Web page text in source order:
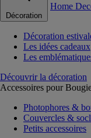
Décoration
Home
Décoration
Les idées cadeaux
Les
Découvrir la décoration
Accessoires pour
Photophores &
Couvercles &
Petits accessoires